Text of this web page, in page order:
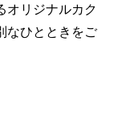
オリジナルカク
なひとときをご